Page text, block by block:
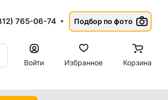
765-06-74 Подбор по фото
Войти
Избранное Корзина